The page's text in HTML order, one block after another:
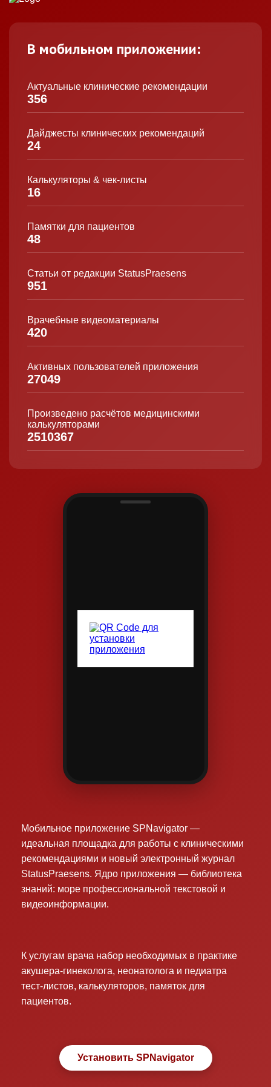
В мобильном приложении:
Актуальные клинические рекомендации
356
Дайджесты клинических рекомендаций
24
Калькуляторы & чек-листы
16
Памятки для пациентов
48
Статьи от редакции StatusPraesens
951
Врачебные видеоматериалы
420
Активных пользователей приложения
27049
Произведено расчётов медицинскими
калькуляторами
2510367
Мобильное приложение SPNavigator —
идеальная площадка для работы с клиническими
рекомендациями и новый электронный журнал
StatusPraesens. Ядро приложения — библиотека
знаний: море профессиональной текстовой и
видеоинформации.
К услугам врача набор необходимых в практике
акушера-гинеколога, неонатолога и педиатра
тест-листов, калькуляторов, памяток для
пациентов.
Установить SPNavigator